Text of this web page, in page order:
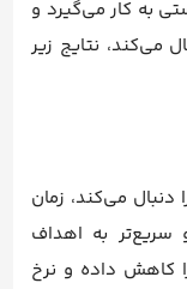
به کار می‌گیرد و
می‌کند، نتایج زیر
می‌کند، زمان
سریع‌تر به اهداف
کاهش داده و نرخ